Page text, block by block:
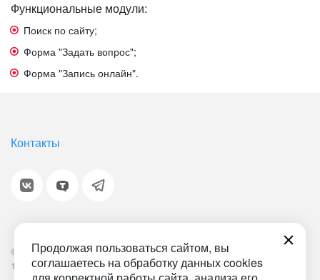
Продолжая пользоваться сайтом, вы
соглашаетесь на обработку данных cookies
Функциональные модули:
Поиск по сайту;
Форма "Задать вопрос";
Форма "Запись онлайн".
Контакты
© 2001-2026 «Битрикс», «1С-Битрикс». Работает на
1С-Битрикс: Управление сайтом.